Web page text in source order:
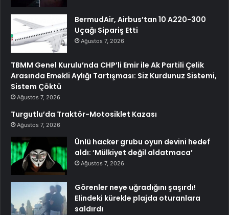
BermudAir, Airbus’tan 10 A220-300
Uçağı Sipariş Etti
Ağustos 7, 2026
TBMM Genel Kurulu’nda CHP’li Emir ile Ak Partili Çelik
Arasında Emekli Aylığı Tartışması: Siz Kurdunuz Sistemi,
Sistem Çöktü
Ağustos 7, 2026
Turgutlu’da Traktör-Motosiklet Kazası
Ağustos 7, 2026
Ünlü hacker grubu oyun devini hedef
aldı: ‘Mülkiyet değil aldatmaca’
Ağustos 7, 2026
Görenler neye uğradığını şaşırdı!
Elindeki kürekle plajda oturanlara
saldırdı